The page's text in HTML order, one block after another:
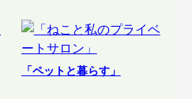
「ペットと暮らす」